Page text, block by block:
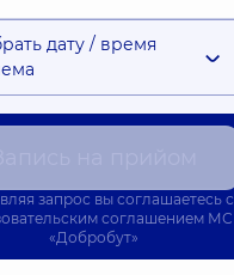
дату / время
запрос вы соглашаетесь с
соглашением МС
«Добробут»